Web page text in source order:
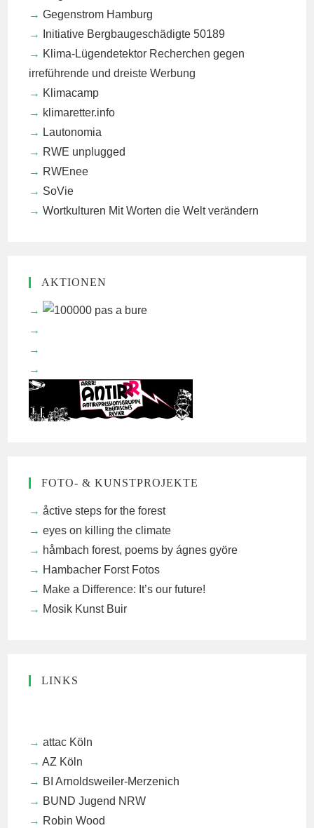
Gegenstrom Hamburg
Initiative Bergbaugeschädigte 50189
Klima-Lügendetektor Recherchen gegen
irreführende und dreiste Werbung
Klimacamp
klimaretter.info
Lautonomia
RWE unplugged
RWEnee
SoVie
Wortkulturen Mit Worten die Welt verändern
AKTIONEN
FOTO- & KUNSTPROJEKTE
åctive steps for the forest
eyes on killing the climate
håmbach forest, poems by ágnes györe
Hambacher Forst Fotos
Make a Difference: It’s our future!
Mosik Kunst Buir
LINKS
attac Köln
AZ Köln
BI Arnoldsweiler-Merzenich
BUND Jugend NRW
Robin Wood